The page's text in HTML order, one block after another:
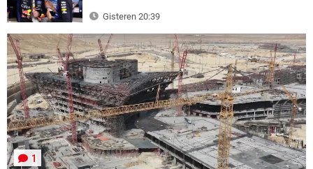
Gisteren 20:39
1